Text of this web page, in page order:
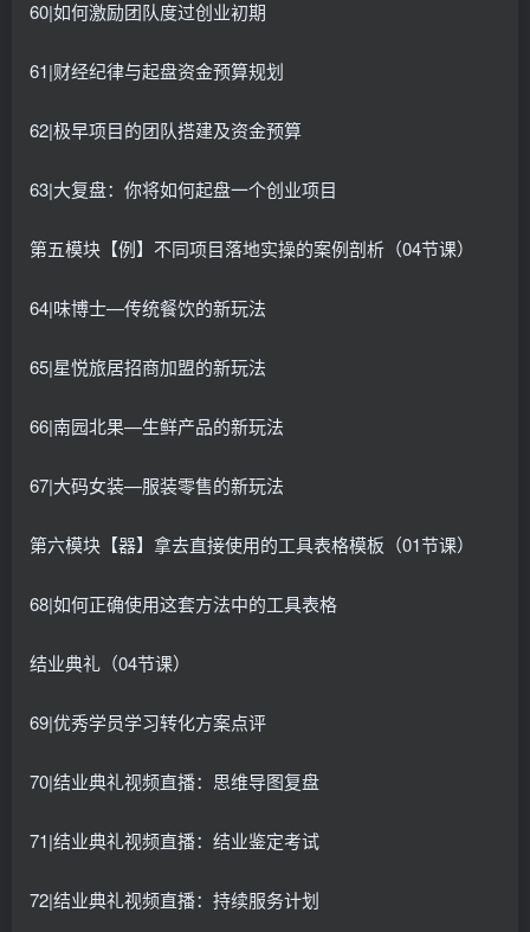
60|如何激励团队度过创业初期
61|财经纪律与起盘资金预算规划
62|极早项目的团队搭建及资金预算
63|大复盘：你将如何起盘一个创业项目
第五模块【例】不同项目落地实操的案例剖析（04节课）
64|味博士—传统餐饮的新玩法
65|星悦旅居招商加盟的新玩法
66|南园北果—生鲜产品的新玩法
67|大码女装—服装零售的新玩法
第六模块【器】拿去直接使用的工具表格模板（01节课）
68|如何正确使用这套方法中的工具表格
结业典礼（04节课）
69|优秀学员学习转化方案点评
70|结业典礼视频直播：思维导图复盘
71|结业典礼视频直播：结业鉴定考试
72|结业典礼视频直播：持续服务计划